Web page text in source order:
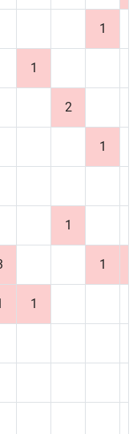
1
1
2
1
1
1
1